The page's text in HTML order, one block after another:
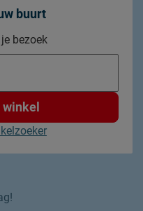
buurt
bezoek
winkel